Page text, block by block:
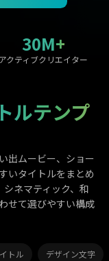
30M+
アクティブクリエイター
ルテンプ
出ムービー、ショー
いタイトルをまとめ
ネマティック、和
せて選びやすい構成
トル デザイン文字